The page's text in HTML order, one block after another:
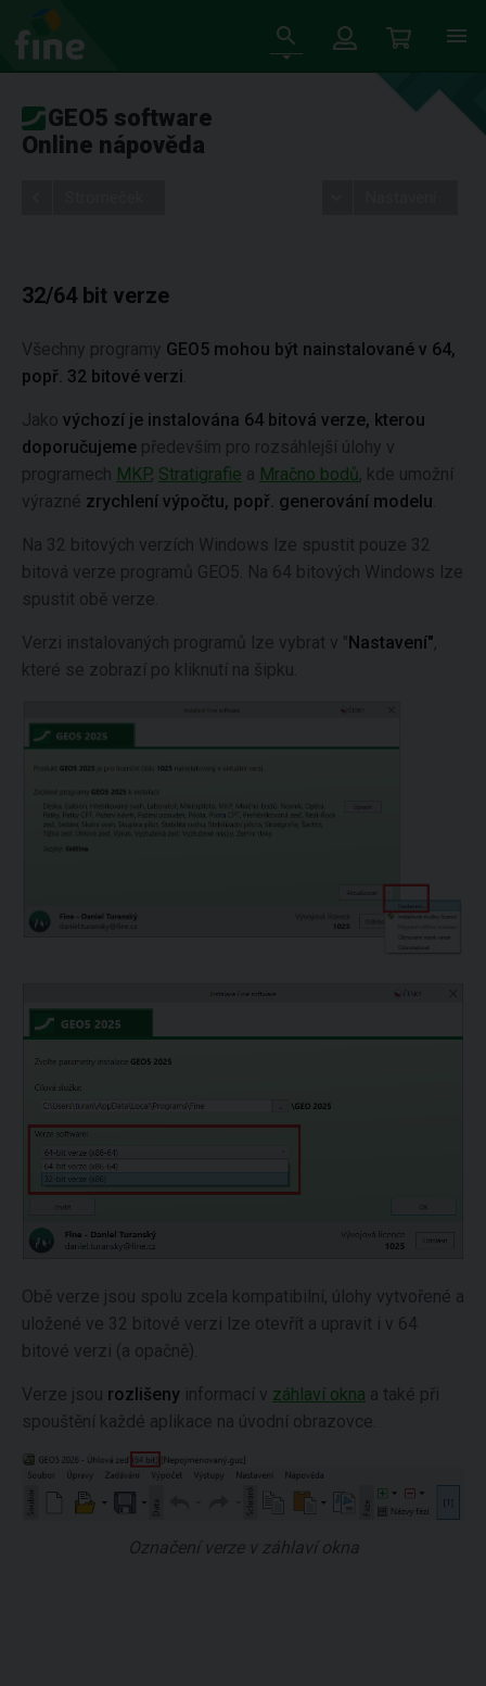
GEO5 software
Online nápověda
32/64 bit verze
Všechny programy GEO5 mohou být nainstalované v 64,
popř. 32 bitové verzi
Jako výchozí je instalována 64 bitová verze, kterou
doporučujeme především pro rozsáhlejší úlohy v
programech MKP, Stratigrafie a Mračno bodů, kde umožní
výrazné zrychlení výpočtu, popř. generování modelu
Na 32 bitových verzích Windows lze spustit pouze 32
bitová verze programů GEO5. Na 64 bitových Windows lze
spustit obě verze.
Verzi instalovaných programů lze vybrat v "Nastavení",
které se zobrazí po kliknutí na šipku.
Obě verze jsou spolu zcela kompatibilní, úlohy vytvořené a
uložené ve 32 bitové verzi lze otevřít a upravit i v 64
bitové verzi (a opačně).
Verze jsou rozlišeny informací v záhlaví okna a také při
spouštění každé aplikace na úvodní obrazovce.
Označení verze v záhlaví okna